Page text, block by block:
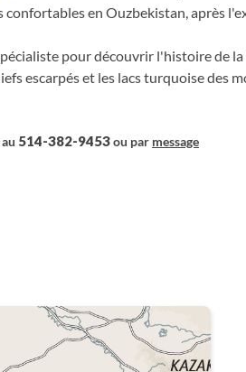
confortables en Ouzbekistan, après
pour découvrir l'histoire de la
escarpés et les lacs turquoise des
514-382-9453ou par message